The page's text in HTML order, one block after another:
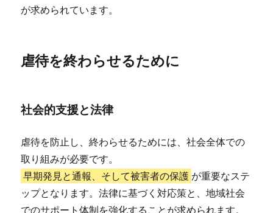
が求められています。
虐待を終わらせるために
社会的支援と法律
虐待を防止し、終わらせるためには、社会全体での
取り組みが必要です。
早期発見と通報、そして被害者の保護 が重要なステ
ップとなります。法律に基づく対応策と、地域社会
でのサポート体制を強化することが求められます。